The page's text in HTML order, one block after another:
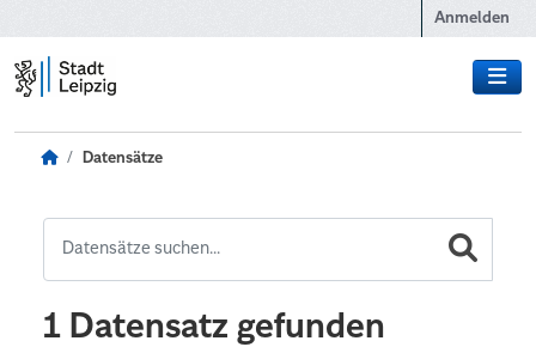
Anmelden
Datensätze
1 Datensatz gefunden